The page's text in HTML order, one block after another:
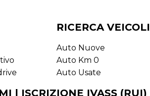
RICERCA VEICOLI
Auto Nuove
Auto Km 0
Auto Usate
| ISCRIZIONE IVASS (RUI)